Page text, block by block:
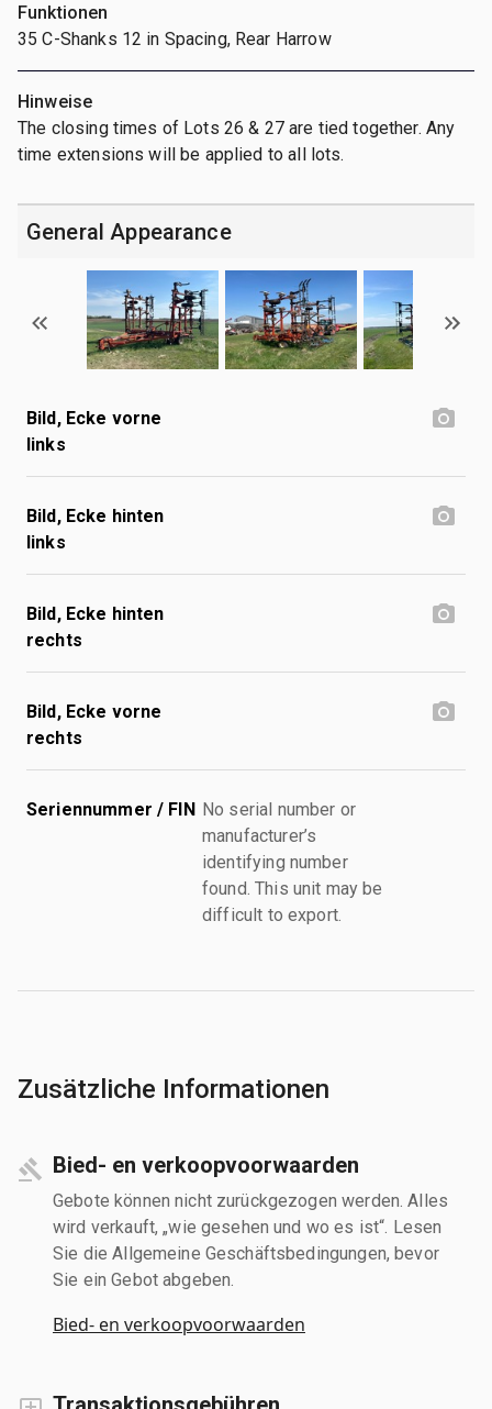
Funktionen
35 C-Shanks 12 in Spacing, Rear Harrow
Hinweise
The closing times of Lots 26 & 27 are tied together. Any
time extensions will be applied to all lots.
General Appearance
Bild, Ecke vorne
links
Bild, Ecke hinten
links
Bild, Ecke hinten
rechts
Bild, Ecke vorne
rechts
Seriennummer / FIN No serial number or
manufacturer’s
identifying number
found. This unit may be
difficult to export.
Zusätzliche Informationen
Bied- en verkoopvoorwaarden
Gebote können nicht zurückgezogen werden. Alles
wird verkauft, „wie gesehen und wo es ist“. Lesen
Sie die Allgemeine Geschäftsbedingungen, bevor
Sie ein Gebot abgeben.
Bied- en verkoopvoorwaarden